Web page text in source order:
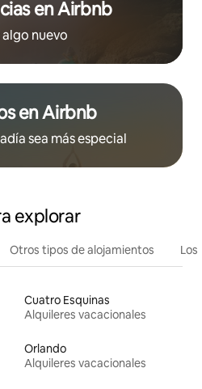
en Airbnb
nuevo
en Airbnb
sea más especial
explorar
Otros tipos de alojamientos
Cuatro Esquinas
Alquileres vacacionales
Orlando
Alquileres vacacionales